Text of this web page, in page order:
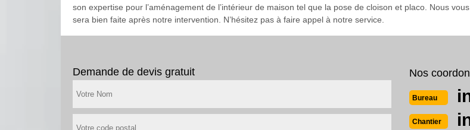
son expertise pour l’aménagement de l’intérieur de maison tel que la pose de cloison et placo. Nous
sera bien faite après notre intervention. N’hésitez pas à faire appel à notre service.
Demande de devis gratuit Nos
Bureau
Chantier